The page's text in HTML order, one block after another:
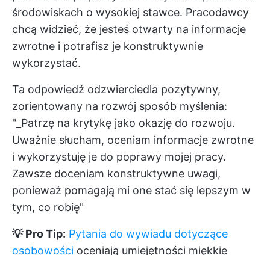
środowiskach o wysokiej stawce. Pracodawcy
chcą widzieć, że jesteś otwarty na informacje
zwrotne i potrafisz je konstruktywnie
wykorzystać.
Ta odpowiedź odzwierciedla pozytywny,
zorientowany na rozwój sposób myślenia:
"_Patrzę na krytykę jako okazję do rozwoju.
Uważnie słucham, oceniam informacje zwrotne
i wykorzystuję je do poprawy mojej pracy.
Zawsze doceniam konstruktywne uwagi,
ponieważ pomagają mi one stać się lepszym w
tym, co robię"
💡 Pro Tip: Pytania do wywiadu dotyczące
osobowości oceniają umiejętności miękkie